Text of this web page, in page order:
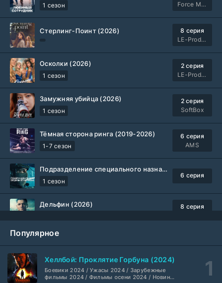
1 сезон
Force Media
Стерлинг-Поинт (2026)
8 серия
LE-Production
Осколки (2026)
1 сезон
2 серия
LE-Production
Замужняя убийца (2026)
1 сезон
2 серия
SoftBox
Тёмная сторона ринга (2019-2026)
1-7 сезон
6 серия
AMS
Подразделение специального назначения (2026)
1 сезон
6 серия
Дельфин (2026)
8 серия
Шугар (2026)
Популярное
Хеллбой: Проклятие Горбуна (2024)
Боевики 2024 / Ужасы 2024 / Зарубежные
фильмы 2024 / Фильмы осени 2024 / Новинки